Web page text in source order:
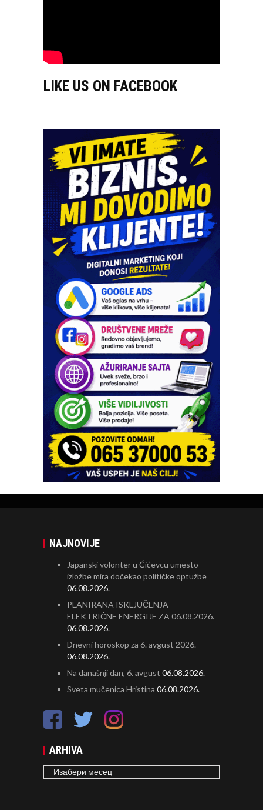
LIKE US ON FACEBOOK
NAJNOVIJE
Japanski volonter u Ćićevcu umesto
izložbe mira dočekao političke optužbe
06.08.2026.
PLANIRANA ISKLJUČENJA
ELEKTRIČNE ENERGIJE ZA 06.08.2026.
06.08.2026.
Dnevni horoskop za 6. avgust 2026.
06.08.2026.
Na današnji dan, 6. avgust 06.08.2026.
Sveta mučenica Hristina 06.08.2026.
ARHIVA
ARHIVA